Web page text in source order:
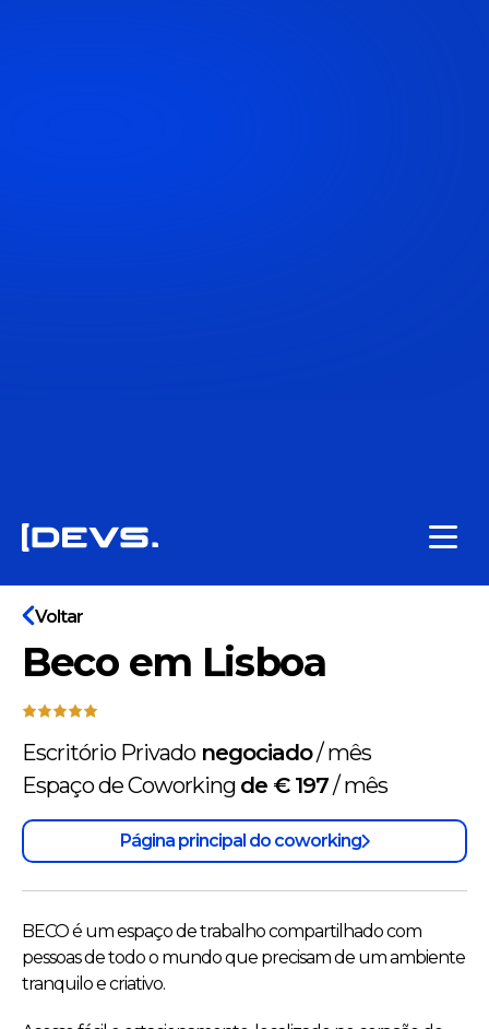
Voltar
Beco em Lisboa
Escritório Privadonegociado/mês
Espaço de Coworking de € 197/mês
Página principal do coworking
BECO é um espaço de trabalho compartilhado com
pessoas de todo o mundo que precisam de um ambiente
tranquilo e criativo.